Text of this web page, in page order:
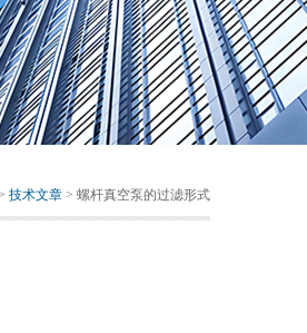
技术文章 > 螺杆真空泵的过滤形式